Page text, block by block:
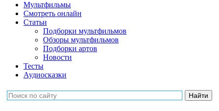
Мультфильмы
Смотреть онлайн
Статьи
Подборки мультфильмов
Обзоры мультфильмов
Подборки артов
Новости
Тесты
Аудиосказки